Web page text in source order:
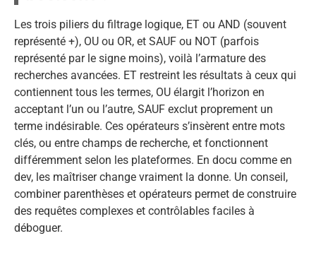
Les trois piliers du filtrage logique, ET ou AND (souvent
représenté +), OU ou OR, et SAUF ou NOT (parfois
représenté par le signe moins), voilà l’armature des
recherches avancées. ET restreint les résultats à ceux qui
contiennent tous les termes, OU élargit l’horizon en
acceptant l’un ou l’autre, SAUF exclut proprement un
terme indésirable. Ces opérateurs s’insèrent entre mots
clés, ou entre champs de recherche, et fonctionnent
différemment selon les plateformes. En docu comme en
dev, les maîtriser change vraiment la donne. Un conseil,
combiner parenthèses et opérateurs permet de construire
des requêtes complexes et contrôlables faciles à
déboguer.